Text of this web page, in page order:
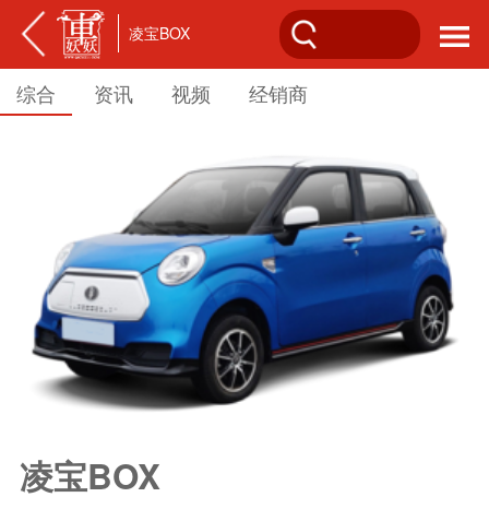
凌宝BOX
综合 资讯 视频 经销商
凌宝BOX